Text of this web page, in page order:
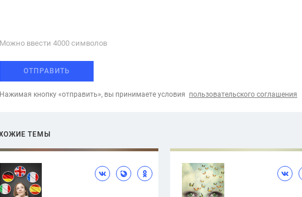
Можно ввести 4000 cимволов
ОТПРАВИТЬ
Нажимая кнопку «отправить», вы принимаете условия пользовательского соглашения
ТЕМЫ